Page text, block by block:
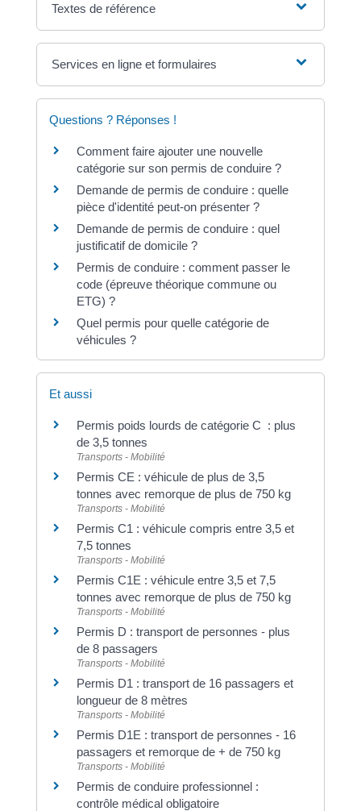
Textes de référence
Services en ligne et formulaires
Questions ? Réponses !
Comment faire ajouter une nouvelle
catégorie sur son permis de conduire ?
Demande de permis de conduire : quelle
pièce d'identité peut-on présenter ?
Demande de permis de conduire : quel
justificatif de domicile ?
Permis de conduire : comment passer le
code (épreuve théorique commune ou
ETG) ?
Quel permis pour quelle catégorie de
véhicules ?
Et aussi
Permis poids lourds de catégorie C : plus
de 3,5 tonnes
Transports - Mobilité
Permis CE : véhicule de plus de 3,5
tonnes avec remorque de plus de 750 kg
Transports - Mobilité
Permis C1 : véhicule compris entre 3,5 et
7,5 tonnes
Transports - Mobilité
Permis C1E : véhicule entre 3,5 et 7,5
tonnes avec remorque de plus de 750 kg
Transports - Mobilité
Permis D : transport de personnes - plus
de 8 passagers
Transports - Mobilité
Permis D1 : transport de 16 passagers et
longueur de 8 mètres
Transports - Mobilité
Permis D1E : transport de personnes - 16
passagers et remorque de + de 750 kg
Transports - Mobilité
Permis de conduire professionnel :
contrôle médical obligatoire